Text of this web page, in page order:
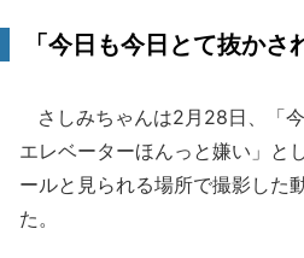
「今日も今日とて抜かさ
さしみちゃんは2月28日、「
エレベーターほんっと嫌い」と
ールと見られる場所で撮影した
た。